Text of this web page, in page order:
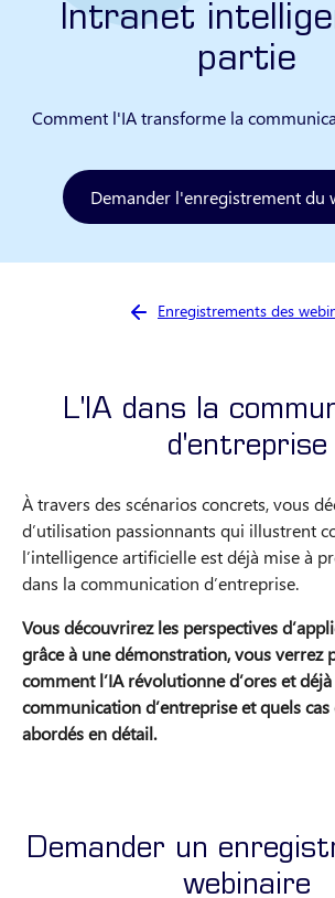
Intranet
partie
Comment l'IA transforme la
Demander l'enregistrement du
Vous êtes ici :
Enregistrements des
L'IA dans la
d'entreprise
À travers des scénarios concrets, vous
d’utilisation passionnants qui illustrent
l’intelligence artificielle est déjà mise à
dans la communication d’entreprise.
Vous découvrirez les perspectives
grâce à une démonstration, vous verrez
comment l’IA révolutionne d’ores et
communication d’entreprise et quels
abordés en détail.​
Demander un
webinaire